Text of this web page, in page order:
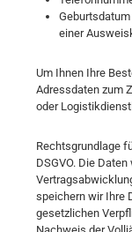
einer
Um Ihnen Ihre
Adressdaten zum
oder
Rechtsgrundlage
DSGVO. Die
speichern wir Ihre
gesetzlichen